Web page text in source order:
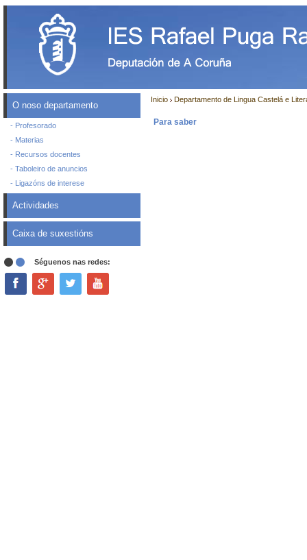
O noso departamento
- Profesorado
- Materias
- Recursos docentes
- Taboleiro de anuncios
- Ligazóns de interese
Actividades
Caixa de suxestións
Séguenos nas redes:
Inicio Departamento de Lingua Castelá e
Para saber